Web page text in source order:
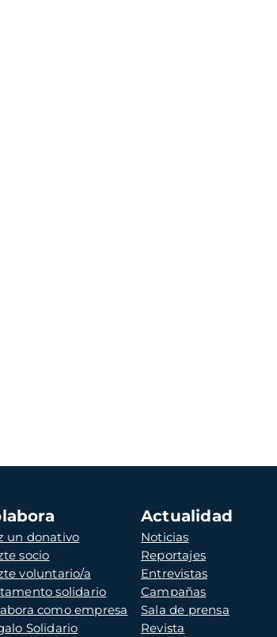
un donativo
socio
voluntario/a
solidario
como empresa
Solidario
Actualidad
Noticias
Reportajes
Entrevistas
Campañas
Sala de prensa
Revista